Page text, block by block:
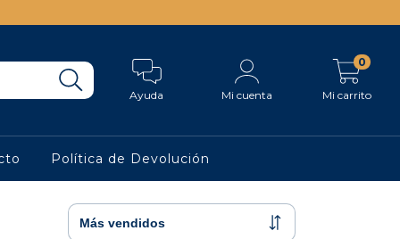
Ayuda Mi cuenta Mi carrito
0
Política de Devolución